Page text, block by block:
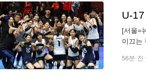
U-
[서울=
이끄는
56분 전